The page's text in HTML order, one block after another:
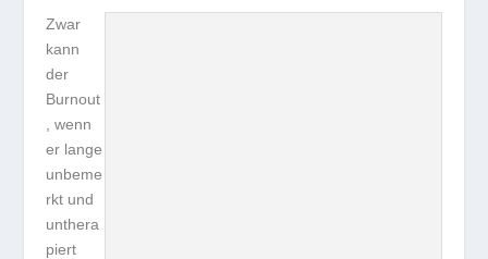
Zwar
kann
der
Burnout
, wenn
er lange
unbeme
rkt und
unthera
piert